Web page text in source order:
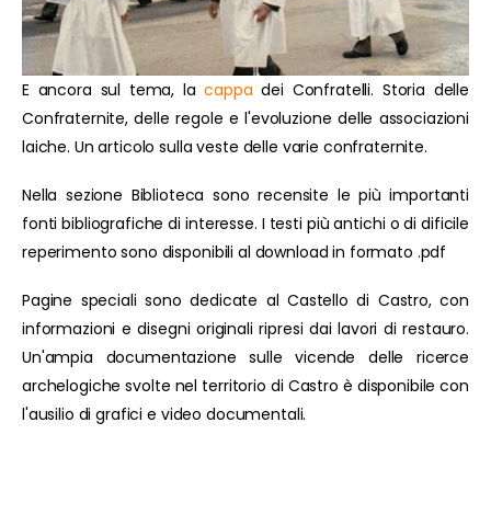
E ancora sul tema, lacappa dei Confratelli. Storia delle
Confraternite, delle regole e l'evoluzione delle associazioni
laiche. Un articolo sulla veste delle varie confraternite.
Nella sezione Biblioteca sono recensite le più importanti
fonti bibliografiche di interesse. I testi più antichi o di dificile
reperimento sono disponibili al download in formato .pdf
Pagine speciali sono dedicate al Castello di Castro, con
informazioni e disegni originali ripresi dai lavori di restauro.
Un'ampia documentazione sulle vicende delle ricerce
archelogiche svolte nel territorio di Castro è disponibile con
l'ausilio di grafici e video documentali.